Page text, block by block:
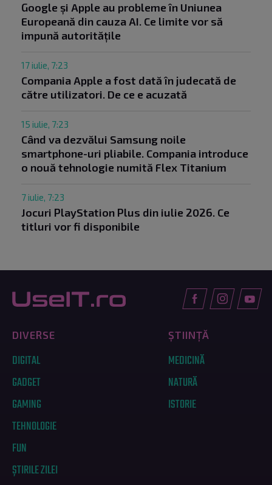
Google și Apple au probleme în Uniunea
Europeană din cauza AI. Ce limite vor să
impună autoritățile
17 iulie, 7:23
Compania Apple a fost dată în judecată de
către utilizatori. De ce e acuzată
15 iulie, 7:23
Când va dezvălui Samsung noile
smartphone-uri pliabile. Compania introduce
o nouă tehnologie numită Flex Titanium
7 iulie, 7:23
Jocuri PlayStation Plus din iulie 2026. Ce
titluri vor fi disponibile
DIVERSE
DIGITAL
GADGET
GAMING
TEHNOLOGIE
FUN
ȘTIRILE ZILEI
ȘTIINȚĂ
MEDICINĂ
NATURĂ
ISTORIE